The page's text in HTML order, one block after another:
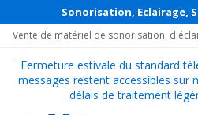
Sonorisation, Eclairage,
Vente de matériel de sonorisation,
Fermeture estivale du standard
messages restent accessibles sur
délais de traitement